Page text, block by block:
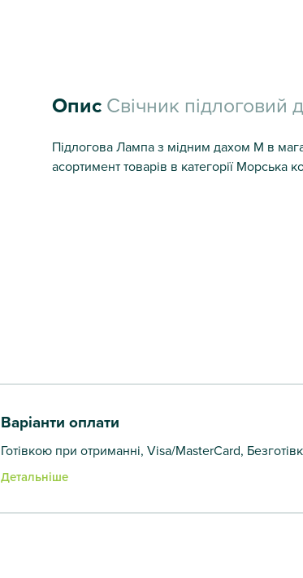
Опис Свічник підлоговий
Підлогова Лампа з мідним дахом M в
асортимент товарів в категорії Морська
Варіанти оплати
Готівкою при отриманні, Visa/MasterCard,
Детальніше